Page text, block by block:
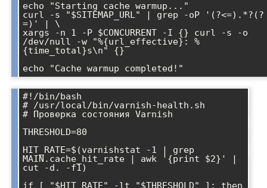
echo "Starting cache warmup..."
curl -s "$SITEMAP_URL" | grep -oP '(?<=).*?(?
=)' | \
xargs -n 1 -P $CONCURRENT -I {} curl -s -o
/dev/null -w "%{url_effective}: %
{time_total}s\n" {}
#!/bin/bash
# /usr/local/bin/varnish-health.sh
# Проверка состояния Varnish
THRESHOLD=80
HIT_RATE=$(varnishstat -1 | grep
MAIN.cache_hit_rate | awk '{print $2}' |
cut -d. -f1)
if [ "$HIT_RATE" -lt "$THRESHOLD" ]; then